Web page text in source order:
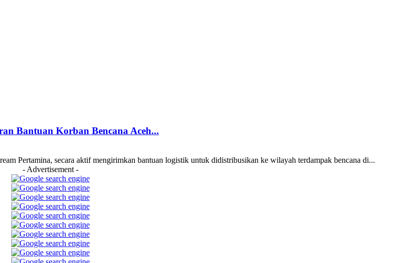
Bantuan Korban Bencana Aceh...
Pertamina, secara aktif mengirimkan bantuan logistik untuk didistribusikan ke wilayah terdampak bencana di...
- Advertisement -